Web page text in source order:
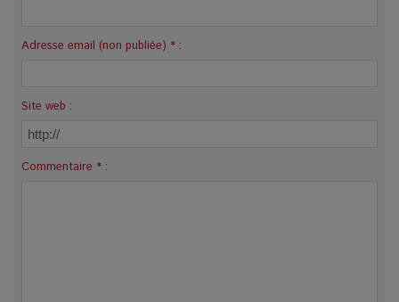
Adresse email (non publiée) * :
Site web :
Commentaire * :